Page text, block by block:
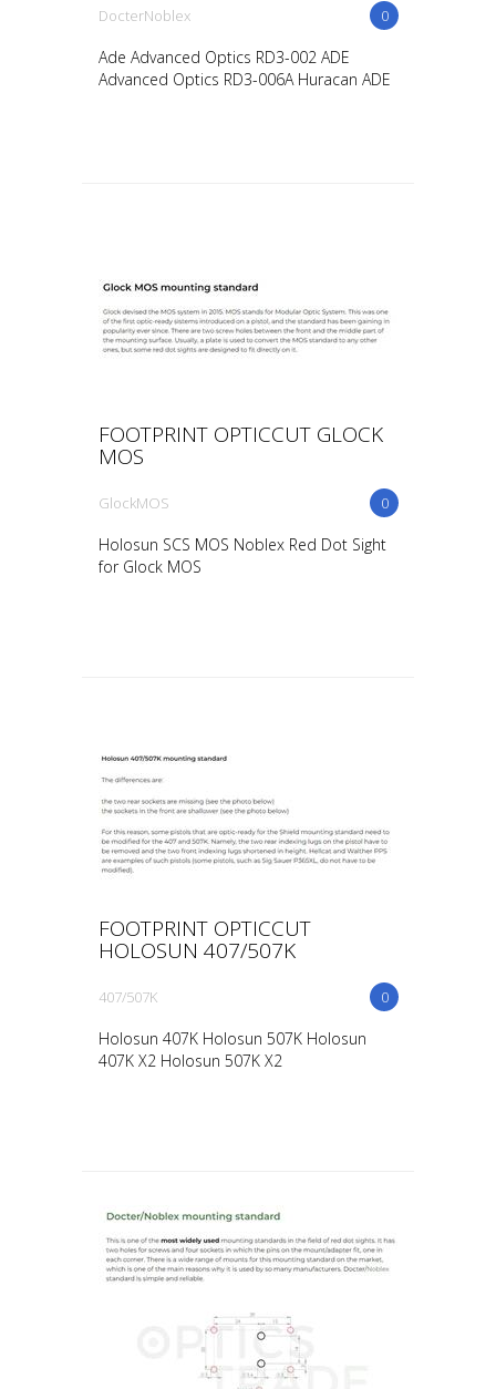
0
DocterNoblex
Ade Advanced Optics RD3-002 ADE
Advanced Optics RD3-006A Huracan ADE
FOOTPRINT OPTICCUT GLOCK
MOS
0
GlockMOS
Holosun SCS MOS Noblex Red Dot Sight
for Glock MOS
FOOTPRINT OPTICCUT
HOLOSUN 407/507K
0
407/507K
Holosun 407K Holosun 507K Holosun
407K X2 Holosun 507K X2